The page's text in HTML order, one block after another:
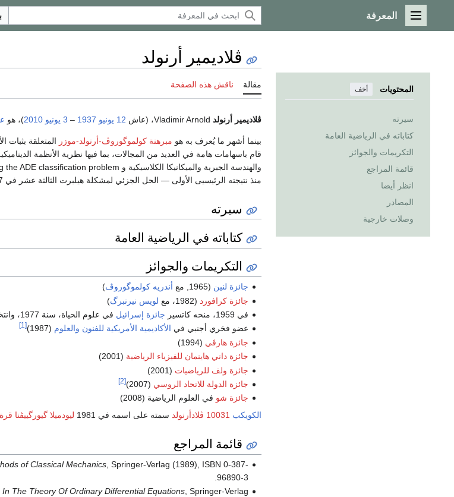
القائمة الرئيسية
المعرفة
المحتويات أخف
سيرته
كتاباته في الرياضية العامة
التكريمات والجوائز
قائمة المراجع
انظر أيضا
المصادر
وصلات خارجية
ڤلاديمير أرنولد
مقالة ناقش هذه الصفحة
ڤلاديمير أرنولد 12 يونيو 1937
– 3 يونيو 2010)، هو
بينما أشهر ما يُعرف به هو مبرهنة كولموگوروڤ-أرنولد-موزر المتعلقة بثبات
قام باسهامات هامة في العديد من المجالات، بما فيها نظرية الأنظمة
منذ نتيجته الرئيسيى الأولى — الحل الجزئي لمشكلة هيلبرت الثالثة عشر في 1957 في عمر التاسعة عشر.
سيرته
كتاباته في الرياضية العامة
التكريمات والجوائز
جائزة لنين (1965, مع أندريه كولموگوروڤ)
جائزة كرافورد (1982، مع لويس نيرنبرگ)
في 1959، منحه كاتسير
جائزة إسرائيل في علوم الحياة، سنة 1977، وانتخب عضواً فخرياً في
عضو فخري أجنبي في الأكاديمية الأمريكية للفنون والعلوم (1987)
[1]
جائزة هارڤي (1994)
جائزة داني هاينمان للفيزياء الرياضية (2001)
جائزة ولف للرياضيات (2001)
جائزة الدولة للاتحاد الروسي (2007)
[2]
جائزة شو في العلوم الرياضية (2008)
الكويكب 10031 ڤلادأرنولد سمته على اسمه في 1981 ليودميلا گيورگييڤنا
قائمة المراجع
of Classical Mechanics, Springer-Verlag (1989), ISBN 0-387-
96890-3.
The Theory Of Ordinary Differential Equations, Springer-Verlag